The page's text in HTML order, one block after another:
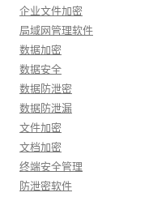
企业文件加密
局域网管理软件
数据加密
数据安全
数据防泄密
数据防泄漏
文件加密
文档加密
终端安全管理
防泄密软件